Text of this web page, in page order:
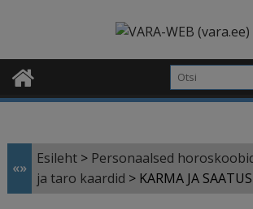
«»
Esileht > Personaalsed
ja taro kaardid > KARMA JA SAATUS